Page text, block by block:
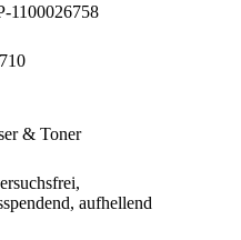
1100026758
& Toner
aufhellend